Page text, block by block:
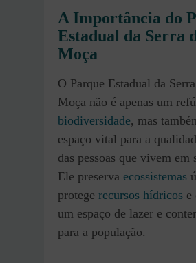
A Importância do
Estadual da Serra
Moça
O Parque Estadual da
Moça não é apenas um
biodiversidade, mas
espaço vital para a
das pessoas que vivem em
Ele preserva ecossistemas
protege recursos hídricos e
um espaço de lazer e
para a população.